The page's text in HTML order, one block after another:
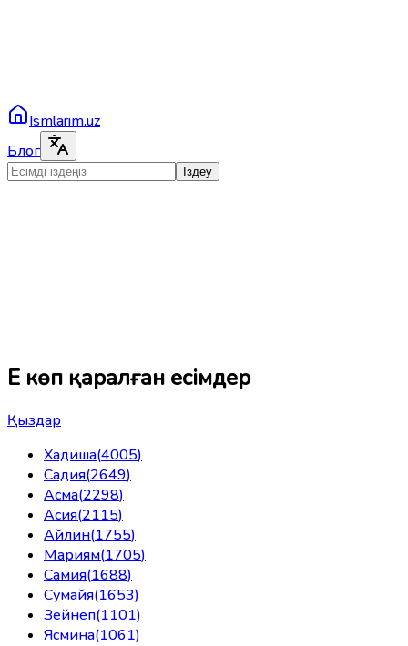
Ismlarim.uz
Блог
Іздеу
Ең көп қаралған есімдер
Қыздар
Хадиша(4005)
Садия(2649)
Асма(2298)
Асия(2115)
Айлин(1755)
Мариям(1705)
Самия(1688)
Сумайя(1653)
Зейнеп(1101)
Ясмина(1061)